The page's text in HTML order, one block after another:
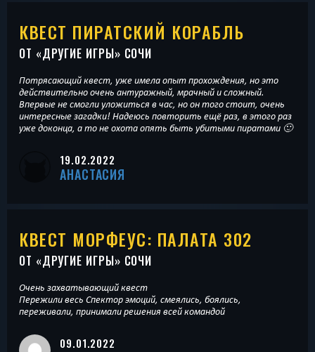
КВЕСТ ПИРАТСКИЙ КОРАБЛЬ
ОТ «ДРУГИЕ ИГРЫ» СОЧИ
Потрясающий квест, уже имела опыт прохождения, но это
действительно очень антуражный, мрачный и сложный.
Впервые не смогли уложиться в час, но он того стоит, очень
интересные загадки! Надеюсь повторить ещё раз, в этого раз
уже доконца, а то не охота опять быть убитыми пиратами 🙂
19.02.2022
АНАСТАСИЯ
КВЕСТ МОРФЕУС: ПАЛАТА 302
ОТ «ДРУГИЕ ИГРЫ» СОЧИ
Очень захватывающий квест
Пережили весь Спектор эмоций, смеялись, боялись,
переживали, принимали решения всей командой
09.01.2022